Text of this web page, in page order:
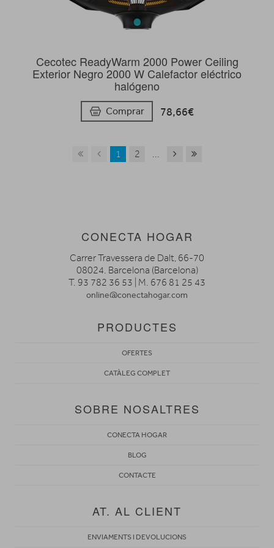
Cecotec ReadyWarm 2000 Power Ceiling
Exterior Negro 2000 W Calefactor eléctrico
halógeno
Comprar 78,66€
1 2 ...
CONECTA HOGAR
Carrer Travessera de Dalt, 66-70
08024. Barcelona (Barcelona)
T. 93 782 36 53 | M. 676 81 25 43
online@conectahogar.com
PRODUCTES
OFERTES
CATÀLEG COMPLET
SOBRE NOSALTRES
CONECTA HOGAR
BLOG
CONTACTE
AT. AL CLIENT
ENVIAMENTS I DEVOLUCIONS